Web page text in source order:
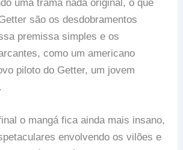
uma trama nada original, o que
são os desdobramentos
premissa simples e os
como um americano
piloto do Getter, um jovem
o mangá fica ainda mais insano,
envolvendo os vilões e